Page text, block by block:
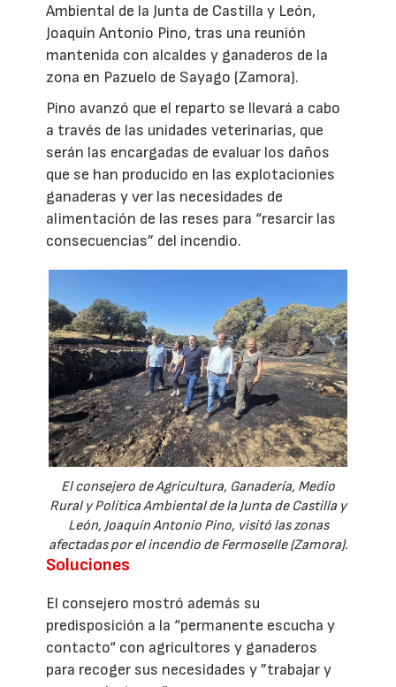
Ambiental de la Junta de Castilla y León,
Joaquín Antonio Pino, tras una reunión
mantenida con alcaldes y ganaderos de la
zona en Pazuelo de Sayago (Zamora).
Pino avanzó que el reparto se llevará a cabo
a través de las unidades veterinarias, que
serán las encargadas de evaluar los daños
que se han producido en las explotacionies
ganaderas y ver las necesidades de
alimentación de las reses para “resarcir las
consecuencias” del incendio.
El consejero de Agricultura, Ganadería, Medio
Rural y Política Ambiental de la Junta de Castilla y
León, Joaquín Antonio Pino, visitó las zonas
afectadas por el incendio de Fermoselle (Zamora).
Soluciones
El consejero mostró además su
predisposición a la “permanente escucha y
contacto“ con agricultores y ganaderos
para recoger sus necesidades y ”trabajar y